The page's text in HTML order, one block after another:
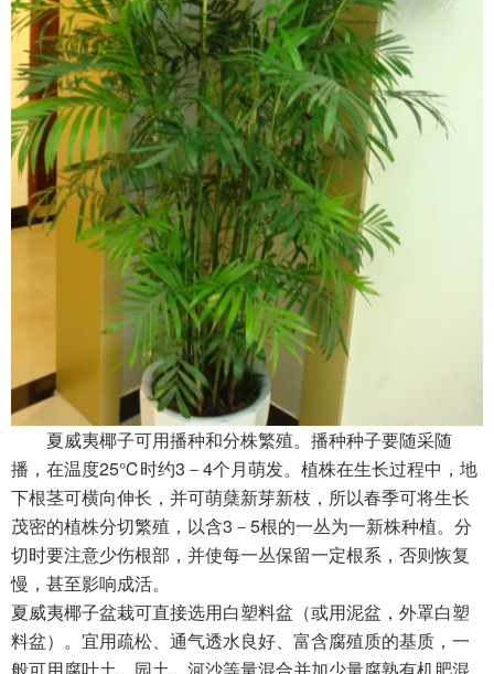
夏威夷椰子可用播种和分株繁殖。播种种子要随采随
播，在温度25℃时约3－4个月萌发。植株在生长过程中，地
下根茎可横向伸长，并可萌蘖新芽新枝，所以春季可将生长
茂密的植株分切繁殖，以含3－5根的一丛为一新株种植。分
切时要注意少伤根部，并使每一丛保留一定根系，否则恢复
慢，甚至影响成活。
夏威夷椰子盆栽可直接选用白塑料盆（或用泥盆，外罩白塑
料盆）。宜用疏松、通气透水良好、富含腐殖质的基质，一
般可用腐叶土、园土、河沙等量混合并加少量腐熟有机肥混